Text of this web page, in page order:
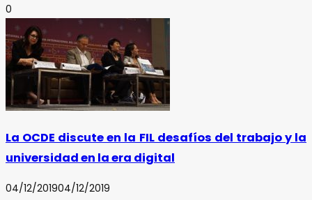
0
La OCDE discute en la FIL desafíos del trabajo y la
universidad en la era digital
04/12/201904/12/2019